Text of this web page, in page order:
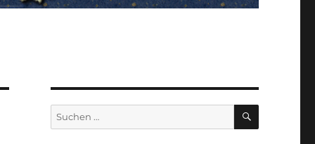
Suchen
nach:
SUCHEN